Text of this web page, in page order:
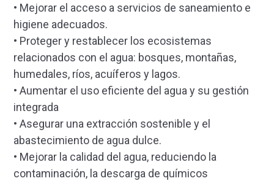
• Mejorar el acceso a servicios de saneamiento e
higiene adecuados.
• Proteger y restablecer los ecosistemas
relacionados con el agua: bosques, montañas,
humedales, ríos, acuíferos y lagos.
• Aumentar el uso eficiente del agua y su gestión
integrada
• Asegurar una extracción sostenible y el
abastecimiento de agua dulce.
• Mejorar la calidad del agua, reduciendo la
contaminación, la descarga de químicos